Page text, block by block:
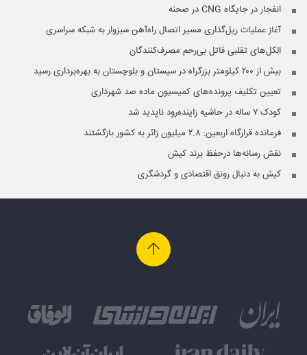
انفجار در جایگاه CNG در صحنه
آغاز عملیات ریل‌گذاری مسیر اتصال راه‌آهن سبزوار به شبکه سراسری
الکل‌های تقلبی قاتل بی‌رحم مصرف‌کنندگان
بیش از ۲۰۰ کیلومتر بزرگراه در سیستان‌ و‌ بلوچستان به بهره‌برداری رسید
تعیین تکلیف پرونده‌های کمیسیون ماده صد شهرداری
کودک ۷ ساله در حاشیه زاینده‌رود ناپدید شد
فرمانده قرارگاه اربعین: ۲.۸ میلیون زائر به کشور بازگشتند
نقش رسانه‌ها درحفظ برند کیش
کیش به دنبال رونق اقتصادی و گردشگری